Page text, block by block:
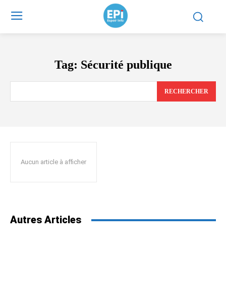
Tag: Sécurité publique
RECHERCHER
Aucun article à afficher
Autres Articles